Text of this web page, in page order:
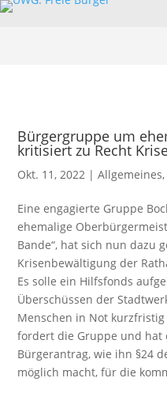
Bürgergruppe um
kritisiert zu Recht
Okt. 11, 2022 |Allgemeines
Eine engagierte Gruppe
ehemalige
Bande“, hat sich nun dazu
Krisenbewältigung der
Es solle ein Hilfsfonds
Überschüssen der
Menschen in Not
fordert die Gruppe und hat
Bürgerantrag, wie ihn §24
möglich macht, für die